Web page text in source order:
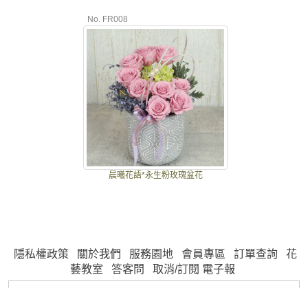
No. FR008
晨曦花語*永生粉玫瑰盆花
隱私權政策 關於我們 服務園地 會員專區 訂單查詢
花
藝教室
答客問 取消/訂閱 電子報